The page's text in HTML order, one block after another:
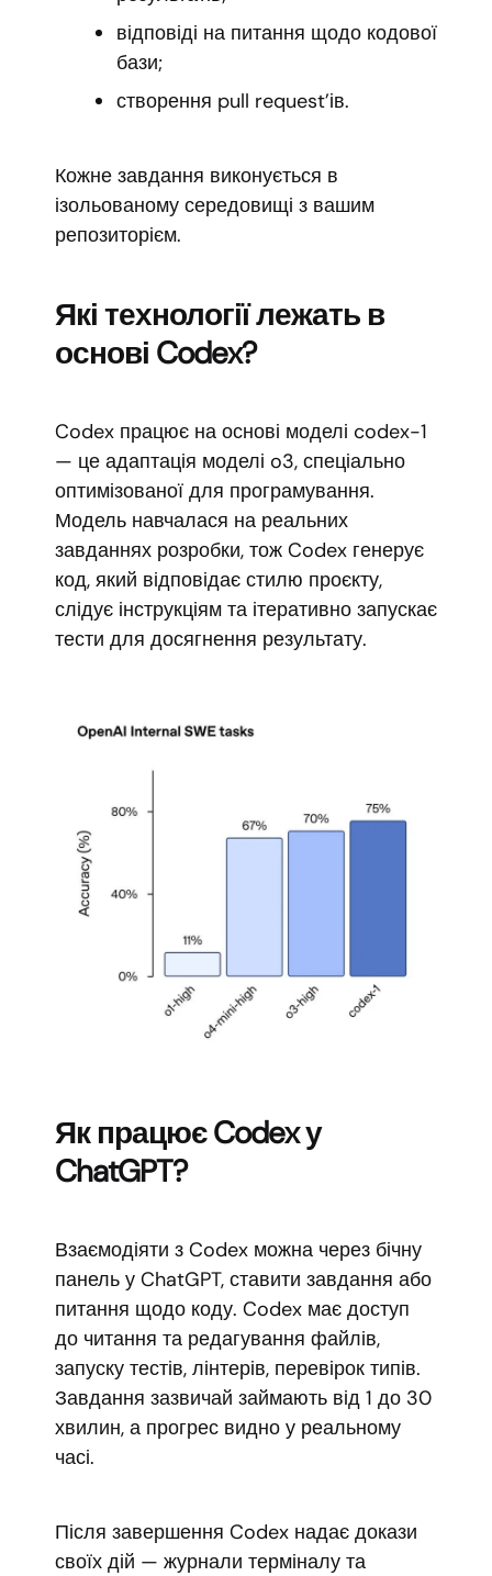
відповіді на питання щодо кодової
бази;
створення pull request’ів.
Кожне завдання виконується в
ізольованому середовищі з вашим
репозиторієм.
Які технології лежать в
основі Codex?
Codex працює на основі моделі codex-1
— це адаптація моделі o3, спеціально
оптимізованої для програмування.
Модель навчалася на реальних
завданнях розробки, тож Codex генерує
код, який відповідає стилю проєкту,
слідує інструкціям та ітеративно запускає
тести для досягнення результату.
Як працює Codex у
ChatGPT?
Взаємодіяти з Codex можна через бічну
панель у ChatGPT, ставити завдання або
питання щодо коду. Codex має доступ
до читання та редагування файлів,
запуску тестів, лінтерів, перевірок типів.
Завдання зазвичай займають від 1 до 30
хвилин, а прогрес видно у реальному
часі.
Після завершення Codex надає докази
своїх дій — журнали терміналу та